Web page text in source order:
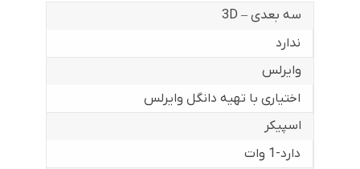
سه بعدی – 3D
ندارد
وایرلس
اختیاری با تهیه دانگل وایرلس
اسپیکر
دارد-1 وات